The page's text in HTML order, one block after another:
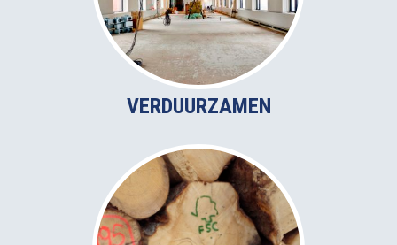
VERDUURZAMEN